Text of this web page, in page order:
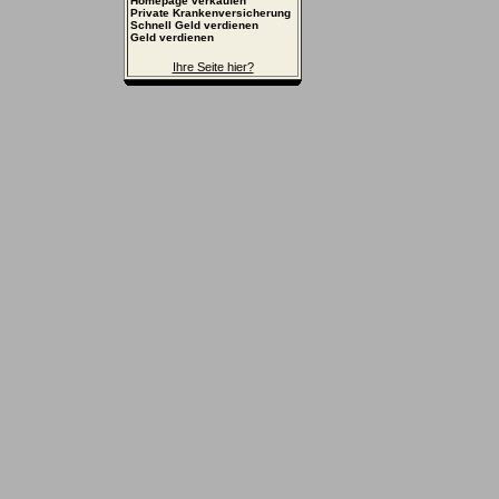
Private Krankenversicherung
Schnell Geld verdienen
Geld verdienen
Ihre Seite hier?